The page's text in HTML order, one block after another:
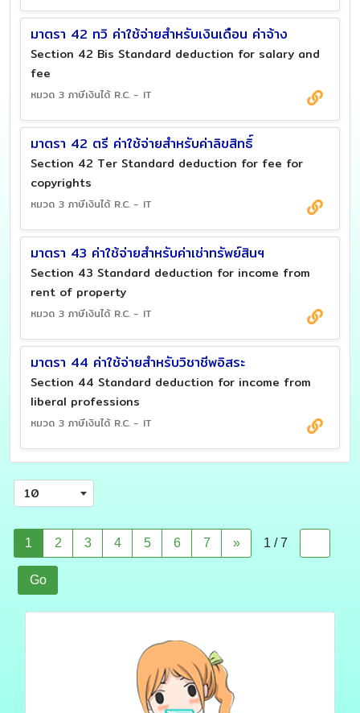
มาตรา 42 ทวิ ค่าใช้จ่ายสำหรับเงินเดือน ค่าจ้าง
Section 42 Bis Standard deduction for salary and
fee
หมวด 3 ภาษีเงินได้ R.C. - IT
มาตรา 42 ตรี ค่าใช้จ่ายสำหรับค่าลิขสิทธิ์
Section 42 Ter Standard deduction for fee for
copyrights
หมวด 3 ภาษีเงินได้ R.C. - IT
มาตรา 43 ค่าใช้จ่ายสำหรับค่าเช่าทรัพย์สินฯ
Section 43 Standard deduction for income from
rent of property
หมวด 3 ภาษีเงินได้ R.C. - IT
มาตรา 44 ค่าใช้จ่ายสำหรับวิชาชีพอิสระ
Section 44 Standard deduction for income from
liberal professions
หมวด 3 ภาษีเงินได้ R.C. - IT
10
1 2 3 4 5 6 7 » 1 / 7